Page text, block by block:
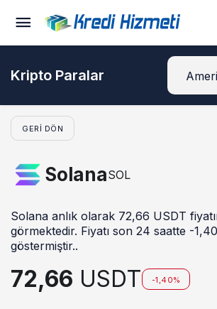
Kripto Paralar
GERI DÖN
SolanaSOL
Solana anlık olarak 72,66 USDT
görmektedir. Fiyatı son 24 saatte -
göstermiştir..
72,66 USDT -1,40%